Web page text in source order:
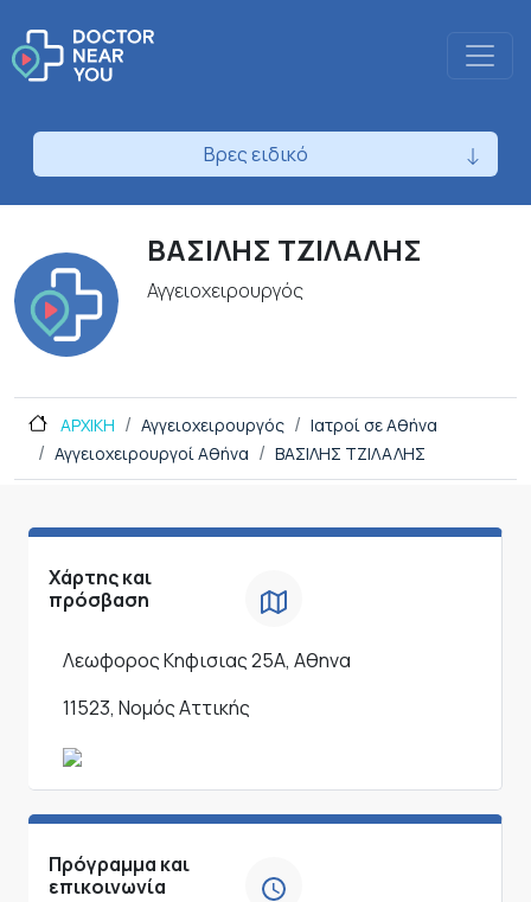
Βρες ειδικό
ΒΑΣΙΛΗΣ ΤΖΙΛΑΛΗΣ
Αγγειοχειρουργός
ΑΡΧΙΚΗ Αγγειοχειρουργός
Ιατροί σε Αθήνα
Αγγειοχειρουργοί Αθήνα
ΒΑΣΙΛΗΣ ΤΖΙΛΑΛΗΣ
Χάρτης και
πρόσβαση
Λεωφορος Κηφισιας 25Α, Αθηνα
11523, Νομός Αττικής
Πρόγραμμα και
επικοινωνία